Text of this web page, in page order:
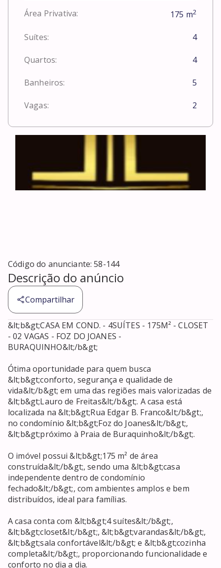
Área Privativa: 175 m2
Suítes: 4
Quartos: 4
Banheiros: 5
Vagas: 2
Código do anunciante:58-144
Descrição do anúncio
Compartilhar
&lt;b&gt;CASA EM COND. - 4SUÍTES - 175M² - CLOSET
- 02 VAGAS - FOZ DO JOANES -
BURAQUINHO&lt;/b&gt;
Ótima oportunidade para quem busca
&lt;b&gt;conforto, segurança e qualidade de
vida&lt;/b&gt; em uma das regiões mais valorizadas de
&lt;b&gt;Lauro de Freitas&lt;/b&gt;. A casa está
localizada na &lt;b&gt;Rua Edgar B. Franco&lt;/b&gt;,
no condomínio &lt;b&gt;Foz do Joanes&lt;/b&gt;,
&lt;b&gt;próximo à Praia de Buraquinho&lt;/b&gt;.
O imóvel possui &lt;b&gt;175 m² de área
construída&lt;/b&gt;, sendo uma &lt;b&gt;casa
independente dentro de condomínio
fechado&lt;/b&gt;, com ambientes amplos e bem
distribuídos, ideal para famílias.
A casa conta com &lt;b&gt;4 suítes&lt;/b&gt;,
&lt;b&gt;closet&lt;/b&gt;, &lt;b&gt;varandas&lt;/b&gt;,
&lt;b&gt;sala confortável&lt;/b&gt; e &lt;b&gt;cozinha
completa&lt;/b&gt;, proporcionando funcionalidade e
conforto no dia a dia.